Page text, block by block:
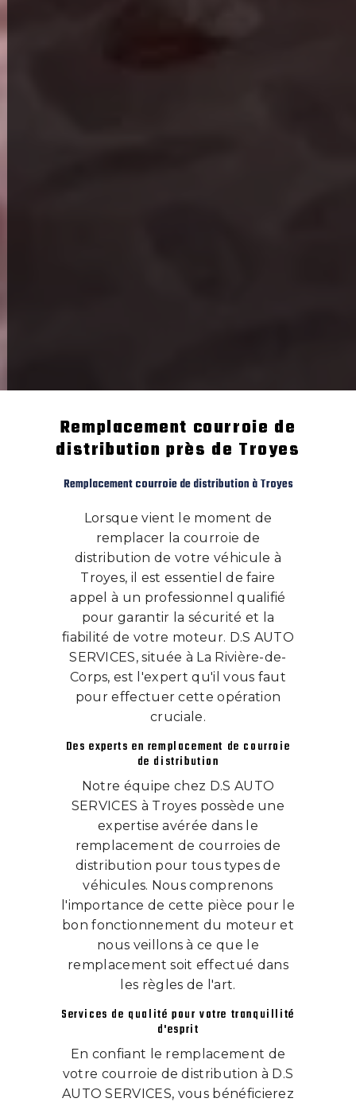
Remplacement courroie de
distribution près de Troyes
Remplacement courroie de distribution à Troyes
Lorsque vient le moment de
remplacer la courroie de
distribution de votre véhicule à
Troyes, il est essentiel de faire
appel à un professionnel qualifié
pour garantir la sécurité et la
fiabilité de votre moteur. D.S AUTO
SERVICES, située à La Rivière-de-
Corps, est l'expert qu'il vous faut
pour effectuer cette opération
cruciale.
Des experts en remplacement de courroie
de distribution
Notre équipe chez D.S AUTO
SERVICES à Troyes possède une
expertise avérée dans le
remplacement de courroies de
distribution pour tous types de
véhicules. Nous comprenons
l'importance de cette pièce pour le
bon fonctionnement du moteur et
nous veillons à ce que le
remplacement soit effectué dans
les règles de l'art.
Services de qualité pour votre tranquillité
d'esprit
En confiant le remplacement de
votre courroie de distribution à D.S
AUTO SERVICES, vous bénéficierez